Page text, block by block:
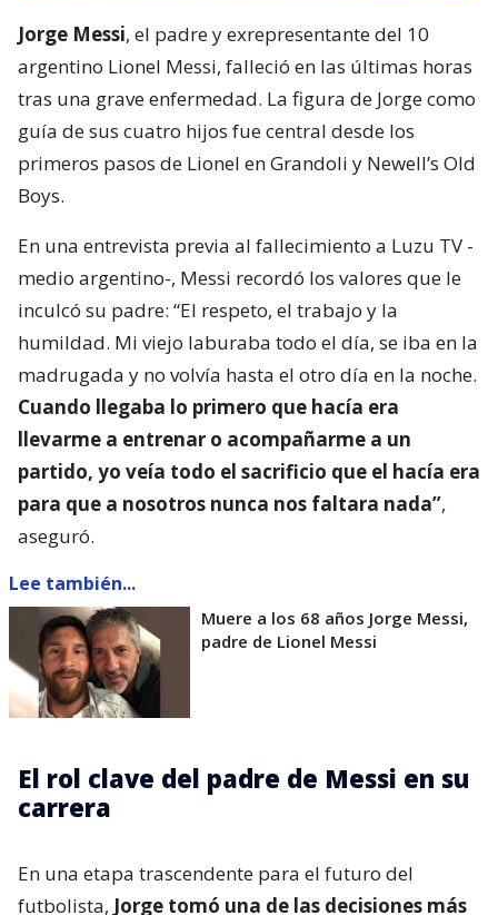
Jorge Messi, el padre y exrepresentante del 10
argentino Lionel Messi, falleció en las últimas horas
tras una grave enfermedad. La figura de Jorge como
guía de sus cuatro hijos fue central desde los
primeros pasos de Lionel en Grandoli y Newell’s Old
Boys.
En una entrevista previa al fallecimiento a Luzu TV -
medio argentino-, Messi recordó los valores que le
inculcó su padre: “El respeto, el trabajo y la
humildad. Mi viejo laburaba todo el día, se iba en la
madrugada y no volvía hasta el otro día en la noche.
Cuando llegaba lo primero que hacía era
llevarme a entrenar o acompañarme a un
partido, yo veía todo el sacrificio que el hacía era
para que a nosotros nunca nos faltara nada”,
aseguró.
Lee también...
Muere a los 68 años Jorge Messi,
padre de Lionel Messi
El rol clave del padre de Messi en su
carrera
En una etapa trascendente para el futuro del
futbolista, Jorge tomó una de las decisiones más